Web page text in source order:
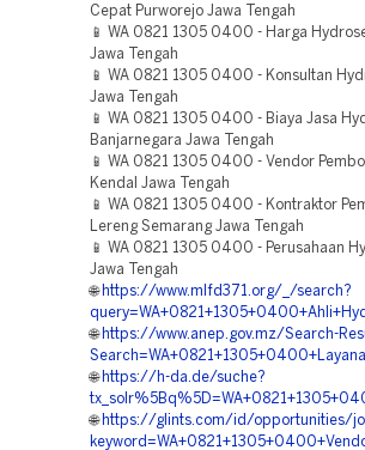
Cepat Purworejo Jawa Tengah
📱 WA 0821 1305 0400 - Harga
Jawa Tengah
📱 WA 0821 1305 0400 - Konsultan
Jawa Tengah
📱 WA 0821 1305 0400 - Biaya Jasa
Banjarnegara Jawa Tengah
📱 WA 0821 1305 0400 - Vendor
Kendal Jawa Tengah
📱 WA 0821 1305 0400 - Kontraktor
Lereng Semarang Jawa Tengah
📱 WA 0821 1305 0400 - Perusahaan
Jawa Tengah
🌐 https://www.mlfd371.org/_/search?
🌐 https://www.anep.gov.mz/Search-
🌐 https://h-da.de/suche?
🌐 https://glints.com/id/opportunities/